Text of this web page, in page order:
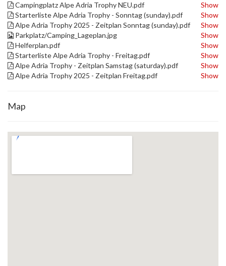
Campingplatz Alpe Adria Trophy NEU.pdf
Show
Starterliste Alpe Adria Trophy - Sonntag (sunday).pdf
Show
Alpe Adria Trophy 2025 - Zeitplan Sonntag (sunday).pdf
Show
Parkplatz/Camping_Lageplan.jpg
Show
Helferplan.pdf
Show
Starterliste Alpe Adria Trophy - Freitag.pdf
Show
Alpe Adria Trophy - Zeitplan Samstag (saturday).pdf
Show
Alpe Adria Trophy 2025 - Zeitplan Freitag.pdf
Show
Map